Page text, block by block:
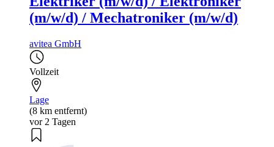
(m/w/d) / Mechatroniker (m/w/d)
avitea GmbH
Vollzeit
Lage
(8 km entfernt)
vor 2 Tagen